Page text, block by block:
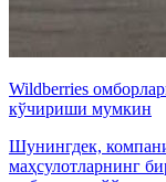
Wildberries
кўчириши мумкин
Шунингдек,
маҳсулотларнинг